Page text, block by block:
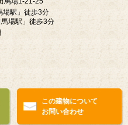
馬場1-21-25
場駅」徒歩3分
場駅」徒歩3分